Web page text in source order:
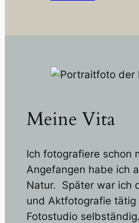
Meine Vita
Ich fotografiere schon
Angefangen habe ich
Natur. Später war ich
und Aktfotografie tätig
Fotostudio